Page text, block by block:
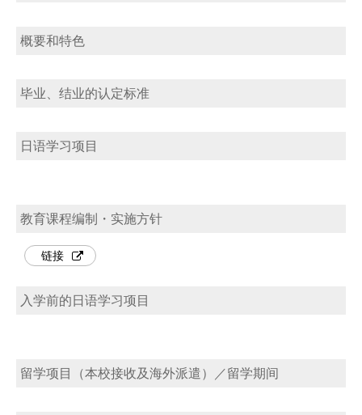
概要和特色
毕业、结业的认定标准
日语学习项目
教育课程编制・实施方针
链接
入学前的日语学习项目
留学项目（本校接收及海外派遣）／留学期间